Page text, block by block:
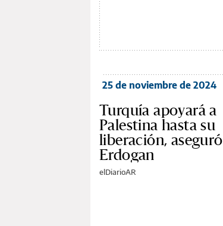
25 de noviembre de 2024
Turquía apoyará a
Palestina hasta su
liberación, aseguró
Erdogan
elDiarioAR